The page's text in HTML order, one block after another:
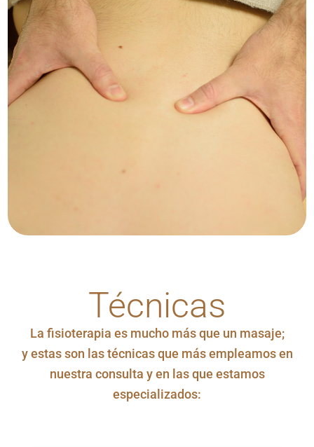
Técnicas
La fisioterapia es mucho más que un masaje;
y estas son las técnicas que más empleamos en
nuestra consulta y en las que estamos
especializados: